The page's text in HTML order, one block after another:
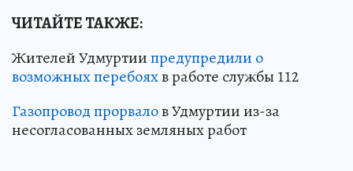
ЧИТАЙТЕ ТАКЖЕ:
Жителей Удмуртиипредупредили о
возможных перебояхв работе службы 112
Газопровод прорвалов Удмуртии из-за
несогласованных земляных работ